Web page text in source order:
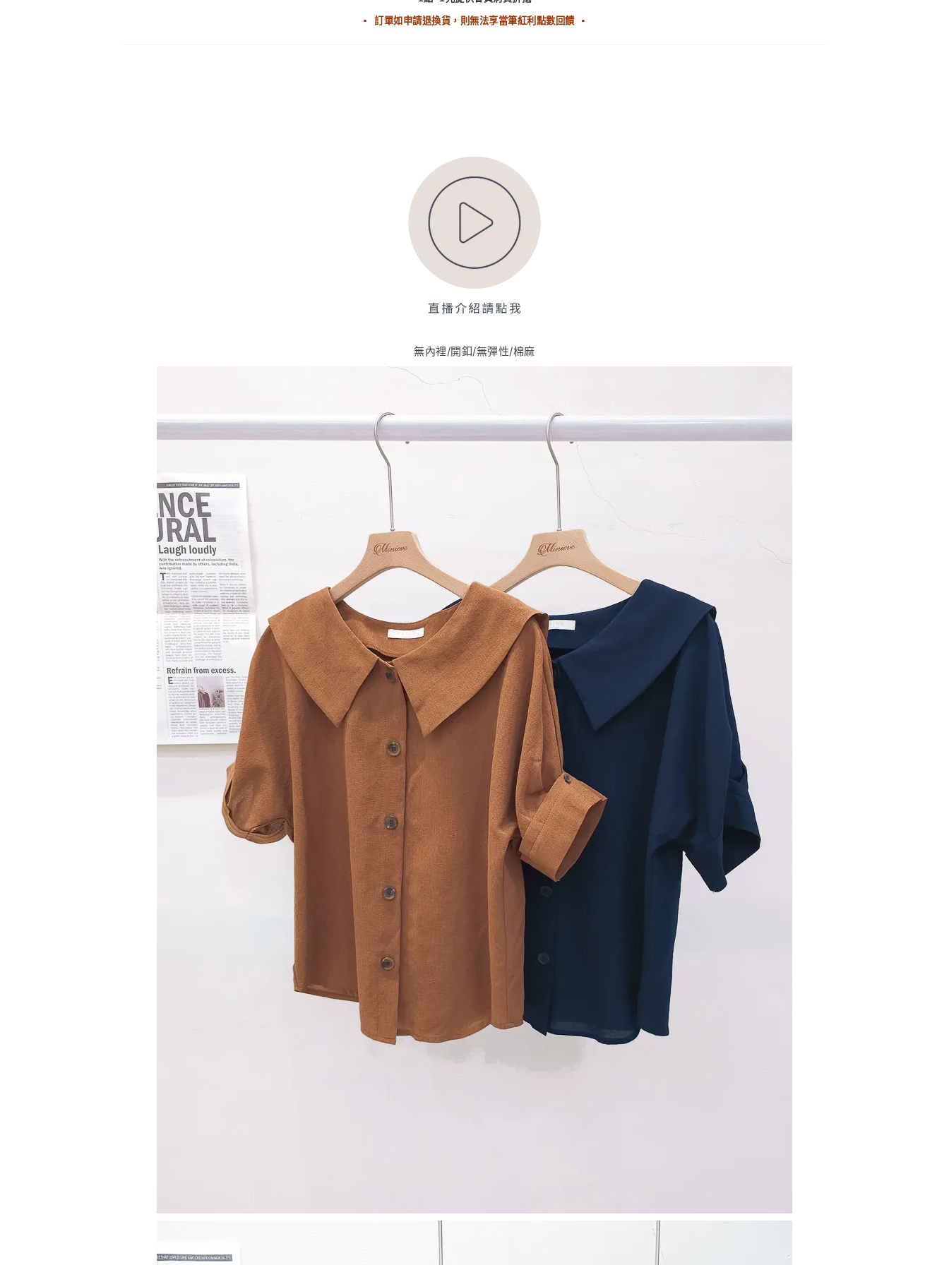
▪ 訂單如申請退換貨，則無法享當筆紅利點數回饋 ▪
無內裡/開釦/無彈性/棉麻